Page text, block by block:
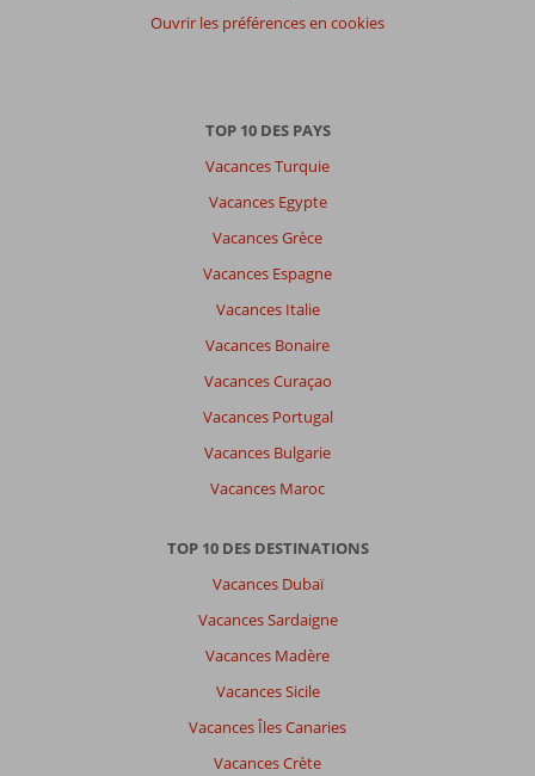
Ouvrir les préférences en cookies
TOP 10 DES PAYS
Vacances Turquie
Vacances Egypte
Vacances Grèce
Vacances Espagne
Vacances Italie
Vacances Bonaire
Vacances Curaçao
Vacances Portugal
Vacances Bulgarie
Vacances Maroc
TOP 10 DES DESTINATIONS
Vacances Dubaï
Vacances Sardaigne
Vacances Madère
Vacances Sicile
Vacances Îles Canaries
Vacances Crète